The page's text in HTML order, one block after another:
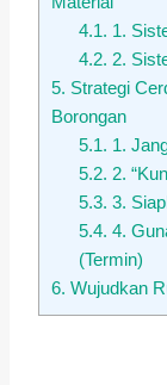
4.1. 1.
4.2. 2.
5. Strategi
Borongan
5.1. 1.
5.2. 2.
5.3. 3.
5.4. 4.
(Termin)
6. Wujudkan